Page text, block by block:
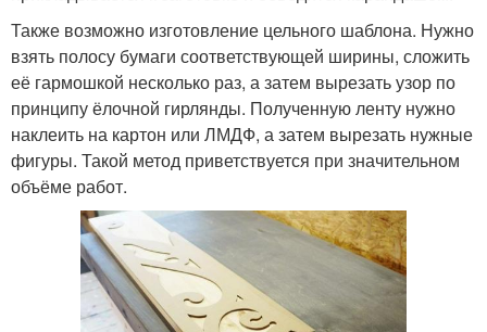
Также возможно изготовление цельного шаблона. Нужно
взять полосу бумаги соответствующей ширины, сложить
её гармошкой несколько раз, а затем вырезать узор по
принципу ёлочной гирлянды. Полученную ленту нужно
наклеить на картон или ЛМДФ, а затем вырезать нужные
фигуры. Такой метод приветствуется при значительном
объёме работ.